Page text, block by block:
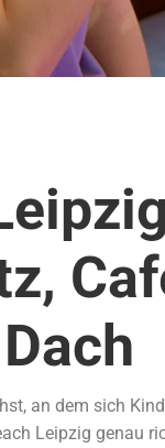
an dem sich
Leipzig genau